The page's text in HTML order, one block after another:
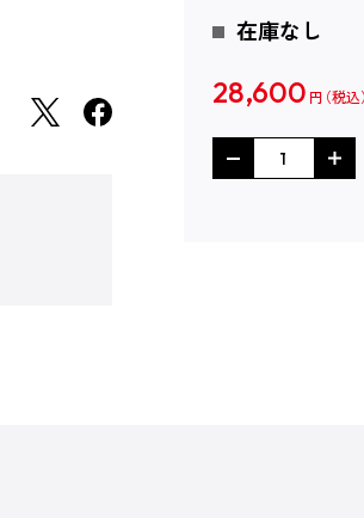
在庫なし
28,600 円